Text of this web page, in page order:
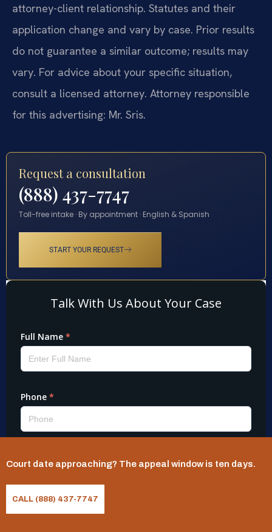
attorney-client relationship. Statutes and their
application change and vary by case. Prior results
do not guarantee a similar outcome; results may
vary. For advice about your specific situation,
consult a licensed attorney. Attorney responsible
for this advertising: Mr. Sris.
Request a consultation
(888) 437-7747
Toll-free intake · By appointment · English & Spanish
START YOUR REQUEST
Court date approaching? The appeal window is ten days.
CALL (888) 437-7747